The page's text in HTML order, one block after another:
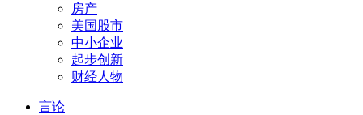
房产
美国股市
中小企业
起步创新
财经人物
言论